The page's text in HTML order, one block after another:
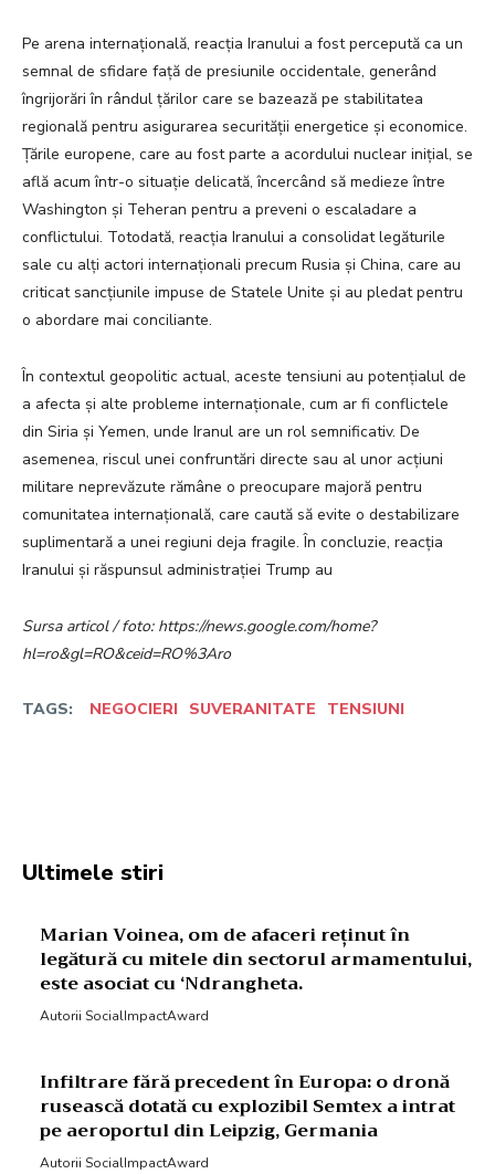
Pe arena internațională, reacția Iranului a fost percepută ca un
semnal de sfidare față de presiunile occidentale, generând
îngrijorări în rândul țărilor care se bazează pe stabilitatea
regională pentru asigurarea securității energetice și economice.
Țările europene, care au fost parte a acordului nuclear inițial, se
află acum într-o situație delicată, încercând să medieze între
Washington și Teheran pentru a preveni o escaladare a
conflictului. Totodată, reacția Iranului a consolidat legăturile
sale cu alți actori internaționali precum Rusia și China, care au
criticat sancțiunile impuse de Statele Unite și au pledat pentru
o abordare mai conciliante.
În contextul geopolitic actual, aceste tensiuni au potențialul de
a afecta și alte probleme internaționale, cum ar fi conflictele
din Siria și Yemen, unde Iranul are un rol semnificativ. De
asemenea, riscul unei confruntări directe sau al unor acțiuni
militare neprevăzute rămâne o preocupare majoră pentru
comunitatea internațională, care caută să evite o destabilizare
suplimentară a unei regiuni deja fragile. În concluzie, reacția
Iranului și răspunsul administrației Trump au
Sursa articol / foto: https://news.google.com/home?
hl=ro&gl=RO&ceid=RO%3Aro
TAGS: NEGOCIERI SUVERANITATE TENSIUNI
Ultimele stiri
Marian Voinea, om de afaceri reținut în
legătură cu mitele din sectorul armamentului,
este asociat cu ‘Ndrangheta.
Autorii SocialImpactAward
Infiltrare fără precedent în Europa: o dronă
rusească dotată cu explozibil Semtex a intrat
pe aeroportul din Leipzig, Germania
Autorii SocialImpactAward